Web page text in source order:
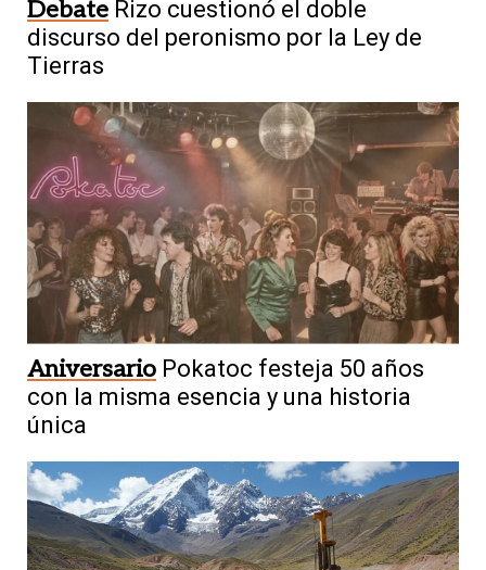
Debate Rizo cuestionó el doble
discurso del peronismo por la Ley de
Tierras
Aniversario Pokatoc festeja 50 años
con la misma esencia y una historia
única